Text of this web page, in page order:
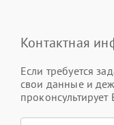
Контактная
Если требуется
свои данные и
проконсультирует